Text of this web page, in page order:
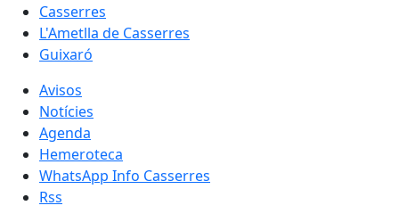
Casserres
L'Ametlla de Casserres
Guixaró
Avisos
Notícies
Agenda
Hemeroteca
WhatsApp Info Casserres
Rss